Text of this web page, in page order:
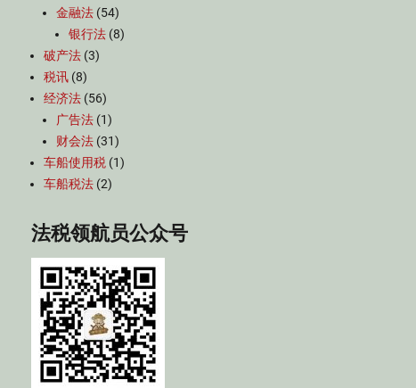
金融法 (54)
银行法 (8)
破产法 (3)
税讯 (8)
经济法 (56)
广告法 (1)
财会法 (31)
车船使用税 (1)
车船税法 (2)
法税领航员公众号